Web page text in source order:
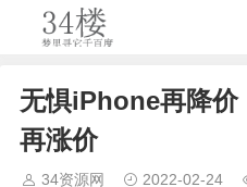
无惧iPhone再降
再涨价
34资源网 2022-02-24